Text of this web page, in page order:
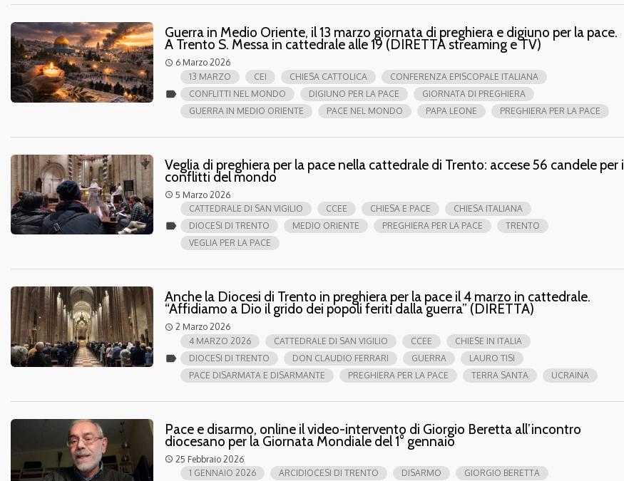
Guerra in Medio Oriente, il 13 marzo giornata di preghiera e digiuno per la pace.
A Trento S. Messa in cattedrale alle 19 (DIRETTA streaming e TV)
access_time 6 Marzo 2026
label
13 MARZO CEI CHIESA CATTOLICA
CONFERENZA EPISCOPALE ITALIANA
CONFLITTI NEL MONDO
DIGIUNO PER LA PACE
GIORNATA DI PREGHIERA
GUERRA IN MEDIO ORIENTE
PACE NEL MONDO PAPA LEONE PREGHIERA PER LA PACE
Veglia di preghiera per la pace nella cattedrale di Trento: accese 56 candele per i
conflitti del mondo
access_time 5 Marzo 2026
label
CATTEDRALE DI SAN VIGILIO CCEE CHIESA E PACE
CHIESA ITALIANA
DIOCESI DI TRENTO
MEDIO ORIENTE PREGHIERA PER LA PACE
TRENTO
VEGLIA PER LA PACE
Anche la Diocesi di Trento in preghiera per la pace il 4 marzo in cattedrale.
“Affidiamo a Dio il grido dei popoli feriti dalla guerra” (DIRETTA)
access_time 2 Marzo 2026
label
4 MARZO 2026 CATTEDRALE DI SAN VIGILIO CCEE
CHIESE IN ITALIA
DIOCESI DI TRENTO
DON CLAUDIO FERRARI GUERRA
LAURO TISI
PACE DISARMATA E DISARMANTE
PREGHIERA PER LA PACE TERRA SANTA UCRAINA
Pace e disarmo, online il video-intervento di Giorgio Beretta all’incontro
diocesano per la Giornata Mondiale del 1° gennaio
access_time 25 Febbraio 2026
1 GENNAIO 2026 ARCIDIOCESI DI TRENTO DISARMO
GIORGIO BERETTA